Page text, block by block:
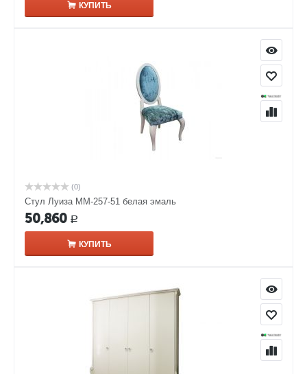
КУПИТЬ
(0)
Стул Луиза ММ-257-51 белая эмаль
50,860 Р
КУПИТЬ